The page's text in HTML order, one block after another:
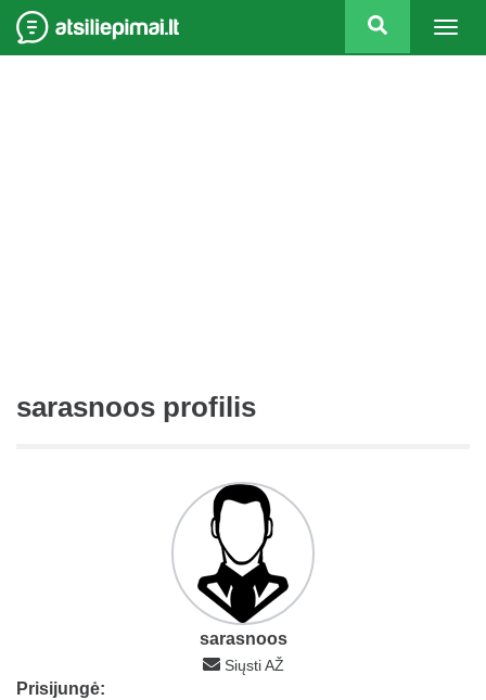
sarasnoos profilis
sarasnoos
Siųsti AŽ
Prisijungė: